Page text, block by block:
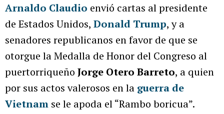
Arnaldo Claudio envió cartas al presidente
de Estados Unidos, Donald Trump, y a
senadores republicanos en favor de que se
otorgue la Medalla de Honor del Congreso al
puertorriqueño Jorge Otero Barreto, a quien
por sus actos valerosos en la guerra de
Vietnam se le apoda el “Rambo boricua”.